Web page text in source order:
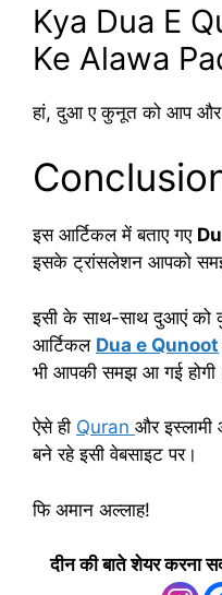
Kya Dua E
Ke Alawa
हां, दुआ ए कुनूत को आप
इस आर्टिकल में बताए गए
इसके ट्रांसलेशन आपको
इसी के साथ-साथ दुआएं को
आर्टिकल Dua e Qunoot
भी आपकी समझ आ गई
ऐसे ही Quran और
बने रहे इसी वेबसाइट पर।
फि अमान अल्लाह!
दीन की बाते शेयर करना